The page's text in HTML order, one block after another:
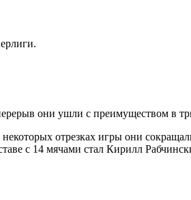
они ушли с преимуществом в
отрезках игры они
с 14 мячами стал Кирилл